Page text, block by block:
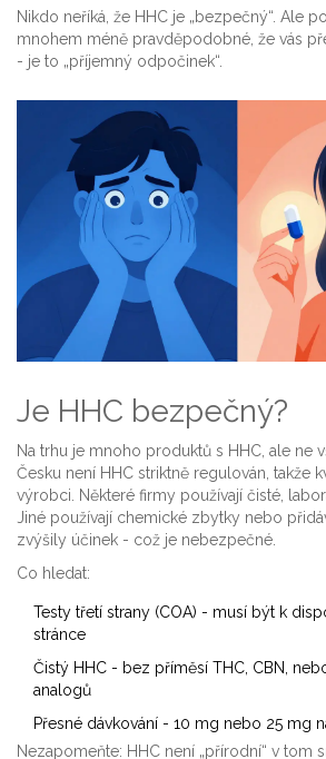
Nikdo neříká, že HHC je „bezpečný“. Ale
mnohem méně pravděpodobné, že vás
- je to „příjemný odpočinek“.
Je HHC bezpečný?
Na trhu je mnoho produktů s HHC, ale ne
Česku není HHC striktně regulován, takže
výrobci. Některé firmy používají čisté,
Jiné používají chemické zbytky nebo
zvýšily účinek - což je nebezpečné.
Co hledat:
Testy třetí strany (COA) - musí být k
stránce
Čistý HHC - bez příměsí THC, CBN,
analogů
Přesné dávkování - 10 mg nebo 25 mg
Nezapomeňte: HHC není „přírodní“ v tom